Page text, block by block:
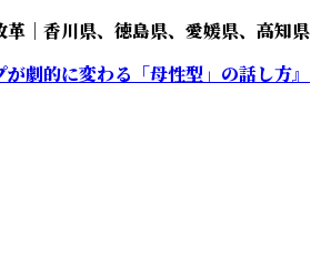
｜香川県、徳島県、愛媛県、高知県